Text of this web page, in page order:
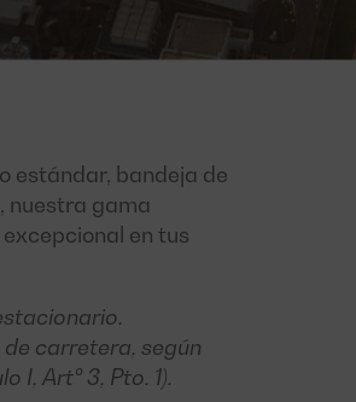
estándar, bandeja de
nuestra gama
en tus
carretera, según
I, Artº 3, Pto. 1).